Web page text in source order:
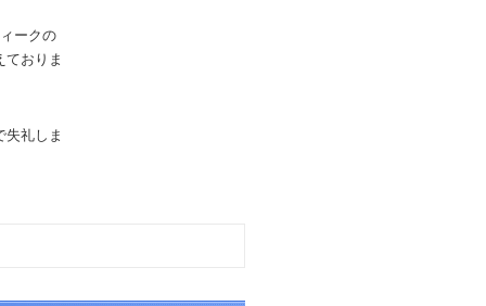
ークの
ておりま
失礼しま